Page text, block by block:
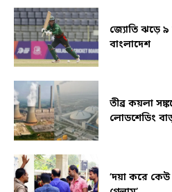
জ্যোতি ঝড়ে ৯
বাংলাদেশ
তীব্র কয়লা
লোডশেডিং
‘দয়া করে